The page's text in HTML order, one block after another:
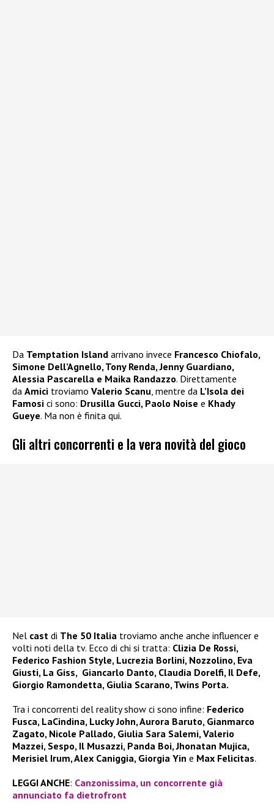
Da Temptation Island arrivano invece Francesco Chiofalo,
Simone Dell’Agnello, Tony Renda, Jenny Guardiano,
Alessia Pascarella e Maika Randazzo. Direttamente
da Amici troviamo Valerio Scanu, mentre da L’Isola dei
Famosi ci sono: Drusilla Gucci, Paolo Noise e Khady
Gueye. Ma non è finita qui.
Gli altri concorrenti e la vera novità del gioco
Nel cast di The 50 Italia troviamo anche anche influencer e
volti noti della tv. Ecco di chi si tratta: Clizia De Rossi,
Federico Fashion Style, Lucrezia Borlini, Nozzolino, Eva
Giusti, La Giss, Giancarlo Danto, Claudia Dorelfi, Il Defe,
Giorgio Ramondetta, Giulia Scarano, Twins Porta.
Tra i concorrenti del reality show ci sono infine: Federico
Fusca, LaCindina, Lucky John, Aurora Baruto, Gianmarco
Zagato, Nicole Pallado, Giulia Sara Salemi, Valerio
Mazzei, Sespo, Il Musazzi, Panda Boi, Jhonatan Mujica,
Merisiel Irum, Alex Caniggia, Giorgia Yin e Max Felicitas.
LEGGI ANCHE: Canzonissima, un concorrente già
annunciato fa dietrofront